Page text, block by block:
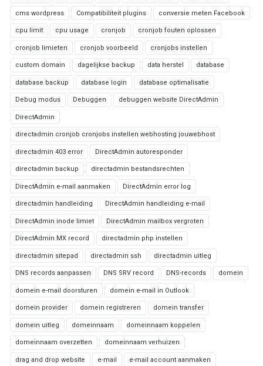
cms wordpress Compatibiliteit plugins conversie meten Facebook
cpu limit cpu usage cronjob cronjob fouten oplossen
cronjob limieten cronjob voorbeeld cronjobs instellen
custom domain dagelijkse backup data herstel database
database backup database login database optimalisatie
Debug modus Debuggen debuggen website DirectAdmin
DirectAdmin
directadmin cronjob cronjobs instellen webhosting jouwebhost
directadmin 403 error DirectAdmin autoresponder
directadmin backup directadmin bestandsrechten
DirectAdmin e-mail aanmaken DirectAdmin error log
directadmin handleiding DirectAdmin handleiding e-mail
DirectAdmin inode limiet DirectAdmin mailbox vergroten
DirectAdmin MX record directadmin php instellen
directadmin sitepad directadmin ssh directadmin uitleg
DNS records aanpassen DNS SRV record DNS-records domein
domein e-mail doorsturen domein e-mail in Outlook
domein provider domein registreren domein transfer
domein uitleg domeinnaam domeinnaam koppelen
domeinnaam overzetten domeinnaam verhuizen
drag and drop website e-mail e-mail account aanmaken